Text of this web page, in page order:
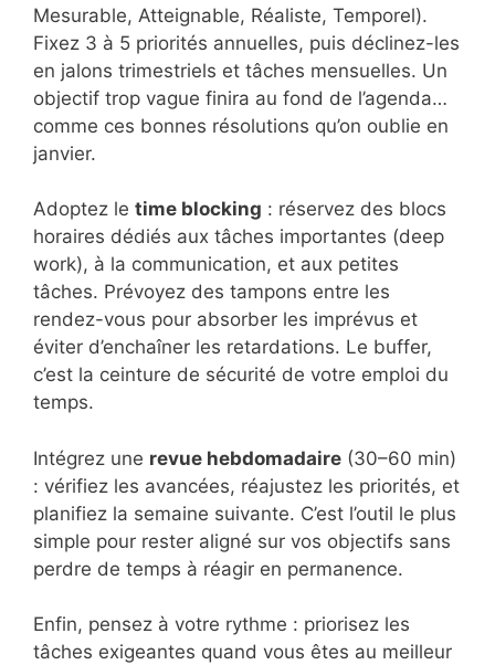
Mesurable, Atteignable, Réaliste, Temporel).
Fixez 3 à 5 priorités annuelles, puis déclinez-les
en jalons trimestriels et tâches mensuelles. Un
objectif trop vague finira au fond de l’agenda…
comme ces bonnes résolutions qu’on oublie en
janvier.
Adoptez le time blocking : réservez des blocs
horaires dédiés aux tâches importantes (deep
work), à la communication, et aux petites
tâches. Prévoyez des tampons entre les
rendez-vous pour absorber les imprévus et
éviter d’enchaîner les retardations. Le buffer,
c’est la ceinture de sécurité de votre emploi du
temps.
Intégrez une revue hebdomadaire (30–60 min)
: vérifiez les avancées, réajustez les priorités, et
planifiez la semaine suivante. C’est l’outil le plus
simple pour rester aligné sur vos objectifs sans
perdre de temps à réagir en permanence.
Enfin, pensez à votre rythme : priorisez les
tâches exigeantes quand vous êtes au meilleur